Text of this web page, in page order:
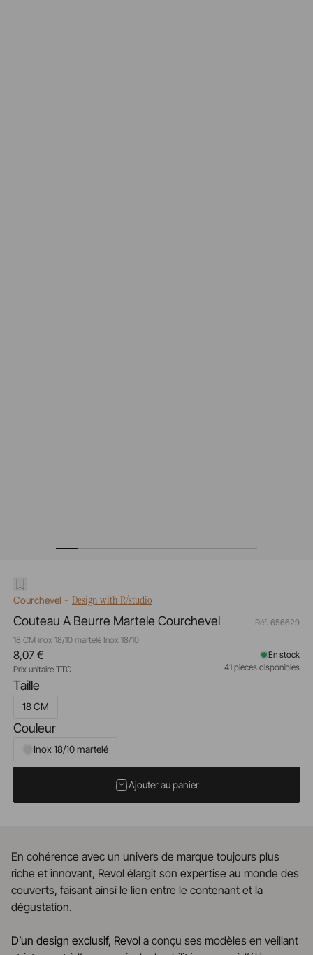
Courchevel - Design with R/studio
Couteau A Beurre Martele Courchevel
18 CM inox 18/10 martelé Inox 18/10
Réf. 656629
Taille
18 CM
Couleur
Inox 18/10 martelé
8,07 €
Prix unitaire TTC
En stock
41 pièces disponibles
Ajouter au panier
En cohérence avec un univers de marque toujours plus
riche et innovant, Revol élargit son expertise au monde des
couverts, faisant ainsi le lien entre le contenant et la
dégustation.
D’un design exclusif, Revol a conçu ses modèles en veillant